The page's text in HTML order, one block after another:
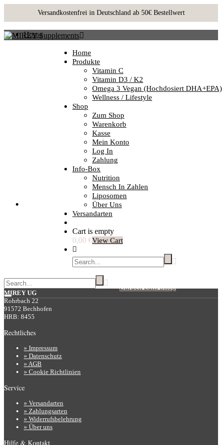
Home
Produkte
Vitamin C
Vitamin D3 / K2
Omega 3 Vegan (hochdosiert DHA+EPA)
Wellness / Lifestyle
Shop
Zum Shop
Warenkorb
Kasse
Mein Konto
Log In
Zahlung
Info-Box
Nutrition
Mensch In Zahlen
Liposomen
Über Uns
Versandarten
Cart is empty
0,00 €View Cart
Home
Vitamin C
Vitamin D3 / K2
Omega 3 Vegan (hochdosiert DHA+EPA)
Wellness / Lifestyle
Warenkorb
Mensch In Zahlen
Cart is empty
View Cart
wurde in deinen Einkaufswagen hinzugefügt.
Dein Warenkorb ist derzeit leer.
Zurück zum Shop
Anbieter
MIREY UG
Rohrbach 22
91572 Bechhofen
HRB: 8455
Rechtliches
» Impressum
» Datenschutz
» AGB
» Cookie Richtlinien
Service
» Versandarten
» Zahlungsarten
» Widerrufsbelehrung
» Über uns
Hilfe & Kontakt